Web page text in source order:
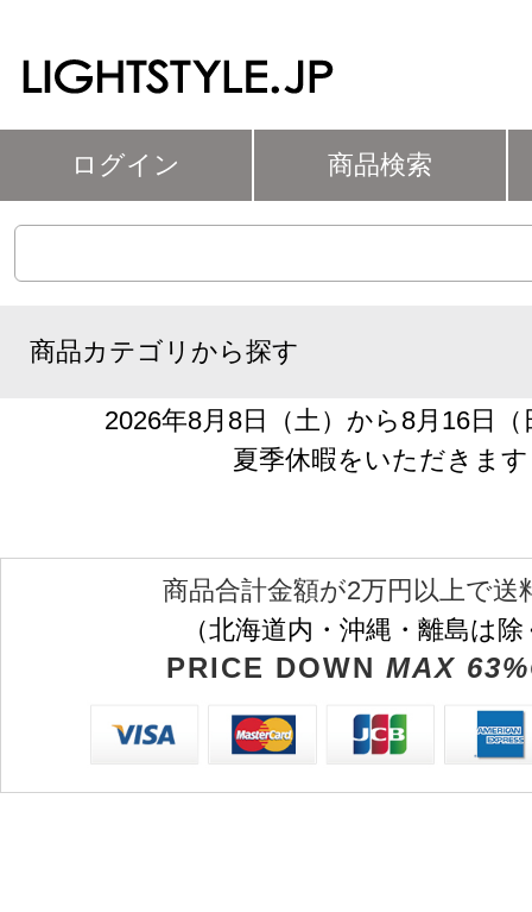
ログイン 商品検索
商品カテゴリから探す
2026年8月8日（土）から8月16日
夏季休暇をいただきます
商品合計金額が2万円以上で送
（北海道内・沖縄・離島は
PRICE DOWN MAX